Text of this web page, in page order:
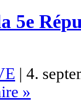
5e
| 4.
»